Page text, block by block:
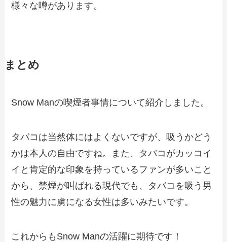
様々な噂があります。
まとめ
Snow Manの喫煙者事情について紹介しました。
タバコは当然体にはよくないですが、吸うかどう
かは本人の自由ですね。また、タバコがカッコイ
イと肯定的な印象を持っているファンが多いこと
から、禁煙が叫ばれる現代でも、タバコを吸う男
性の魅力に虜になる女性は多いみたいです。
これからもSnow Manの活躍に期待です！